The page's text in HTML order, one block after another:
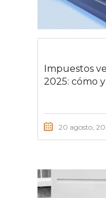
Impuestos
2025: cómo
20 agosto,